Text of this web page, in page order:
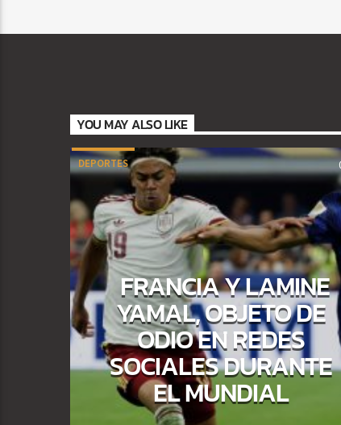
YOU MAY ALSO LIKE
DEPORTES
FRANCIA Y LAMINE
YAMAL, OBJETO DE
ODIO EN REDES
SOCIALES DURANTE
EL MUNDIAL